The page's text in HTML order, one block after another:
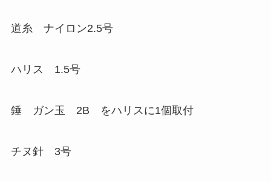
道糸 ナイロン2.5号
ハリス 1.5号
錘 ガン玉 2B をハリスに1個取付
チヌ針 3号